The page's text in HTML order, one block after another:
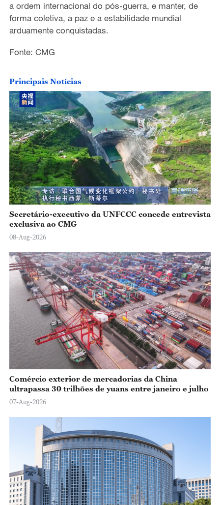
a ordem internacional do pós-guerra, e manter, de
forma coletiva, a paz e a estabilidade mundial
arduamente conquistadas.
Fonte: CMG
Principais Notícias
Secretário-executivo da UNFCCC concede entrevista
exclusiva ao CMG
08-Aug-2026
Comércio exterior de mercadorias da China
ultrapassa 30 trilhões de yuans entre janeiro e julho
07-Aug-2026